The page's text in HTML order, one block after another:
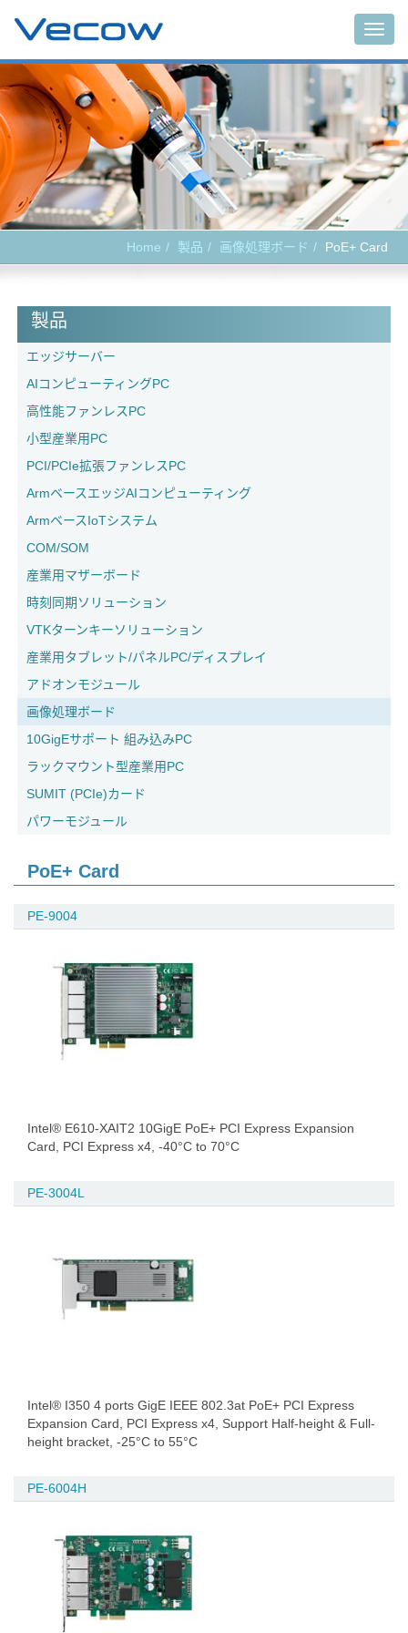
Home 製品 画像処理ボード PoE+ Card
製品
エッジサーバー
AIコンピューティングPC
高性能ファンレスPC
小型産業用PC
PCI/PCIe拡張ファンレスPC
ArmベースエッジAIコンピューティング
ArmベースIoTシステム
COM/SOM
産業用マザーボード
時刻同期ソリューション
VTKターンキーソリューション
産業用タブレット/パネルPC/ディスプレイ
アドオンモジュール
画像処理ボード
10GigEサポート 組み込みPC
ラックマウント型産業用PC
SUMIT (PCIe)カード
パワーモジュール
PoE+ Card
PE-9004
Intel® E610-XAIT2 10GigE PoE+ PCI Express Expansion
Card, PCI Express x4, -40°C to 70°C
PE-3004L
Intel® I350 4 ports GigE IEEE 802.3at PoE+ PCI Express
Expansion Card, PCI Express x4, Support Half-height & Full-
height bracket, -25°C to 55°C
PE-6004H